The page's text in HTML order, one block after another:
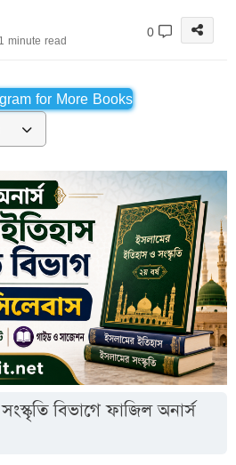
minute read 0
for More Books
বিভাগে ফাজিল অনার্স